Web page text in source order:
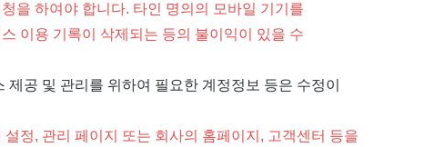
을 하여야 합니다. 타인 명의의 모바일 기기를
이용 기록이 삭제되는 등의 불이익이 있을 수
공 및 관리를 위하여 필요한 계정정보 등은 수정이
정, 관리 페이지 또는 회사의 홈페이지, 고객센터 등을